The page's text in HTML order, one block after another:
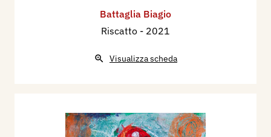
Battaglia Biagio
Riscatto - 2021
Visualizza scheda